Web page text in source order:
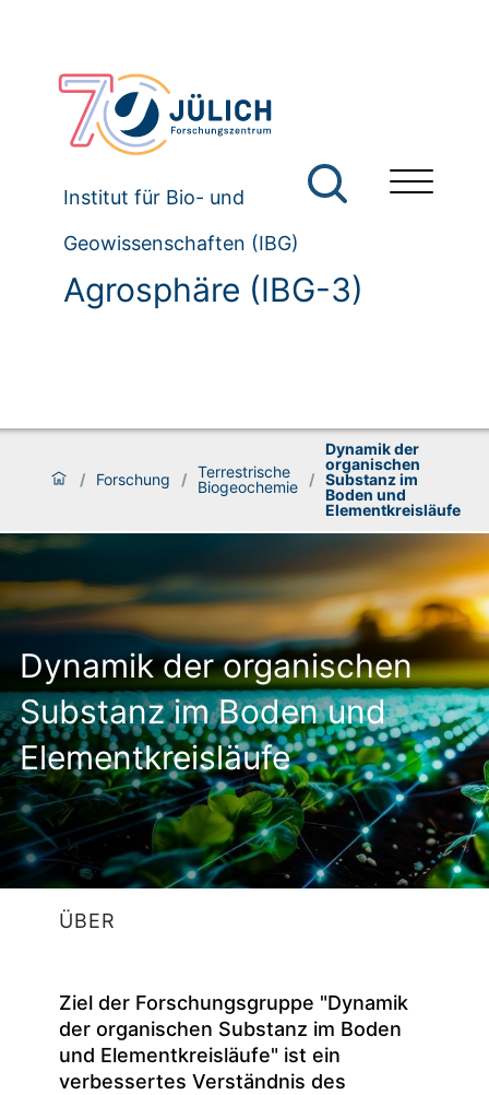
Institut für Bio- und
Geowissenschaften (IBG)
Agrosphäre (IBG-3)
/ Forschung / Terrestrische
Biogeochemie /
Dynamik der
organischen
Substanz im
Boden und
Elementkreisläufe
Dynamik der organischen
Substanz im Boden und
Elementkreisläufe
ÜBER
Ziel der Forschungsgruppe "Dynamik
der organischen Substanz im Boden
und Elementkreisläufe" ist ein
verbessertes Verständnis des